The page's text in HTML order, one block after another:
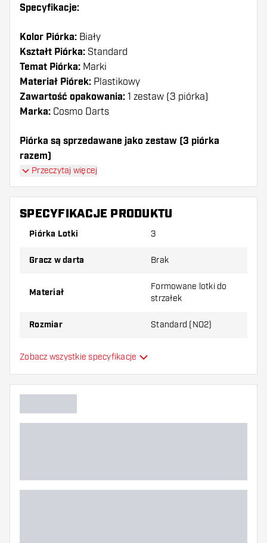
Specyfikacje:
Kolor Piórka: Biały
Kształt Piórka: Standard
Temat Piórka: Marki
Materiał Piórek: Plastikowy
Zawartość opakowania: 1 zestaw (3 piórka)
Marka: Cosmo Darts
Piórka są sprzedawane jako zestaw (3 piórka
razem)
Piórka Cosmo Darts - Fit White Standard mają długą
żywotność. Te piórka mogą być używane tylko z
shafty Cosmo Fit.
Dartshopper tip!
Upewnij się, że masz pod ręką dużo piórek i
złamane w wyniku użytkowania.
piórek, aby dowiedzieć się, który wariant
Przeczytaj więcej
SPECYFIKACJE PRODUKTU
Piórka Lotki 3
Gracz w darta Brak
Materiał
Formowane lotki do
strzałek
Rozmiar Standard (NO2)
Typ
Główny kolor
Zobacz wszystkie specyfikacje